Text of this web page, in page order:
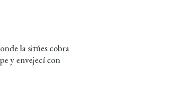
la sitúes cobra
y envejecí con